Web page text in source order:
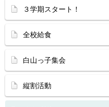
３学期スタート！
全校給食
白山っ子集会
縦割活動